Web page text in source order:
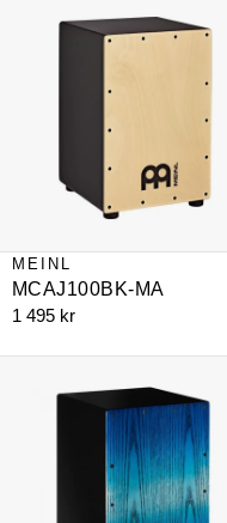
MEINL
MCAJ100BK-MA
1 495 kr